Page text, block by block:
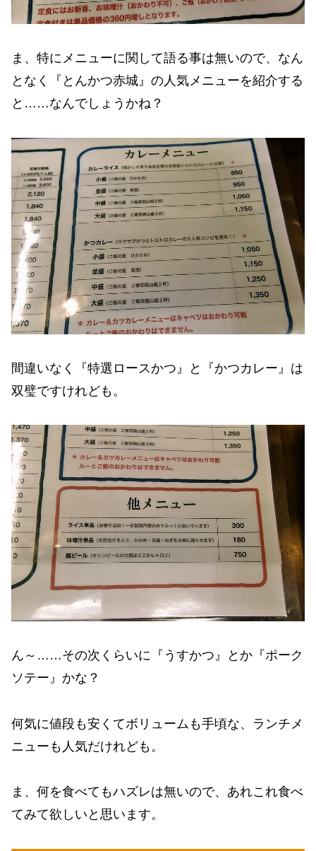
ま、特にメニューに関して語る事は無いので、なん
となく『とんかつ赤城』の人気メニューを紹介する
と……なんでしょうかね？
間違いなく『特選ロースかつ』と『かつカレー』は
双璧ですけれども。
ん～……その次くらいに『うすかつ』とか『ポーク
ソテー』かな？
何気に値段も安くてボリュームも手頃な、ランチメ
ニューも人気だけれども。
ま、何を食べてもハズレは無いので、あれこれ食べ
てみて欲しいと思います。